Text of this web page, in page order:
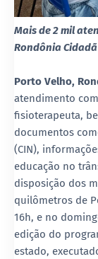
Mais de 2 mil
Rondônia
Porto Velho,
atendimento
fisioterapeuta,
documentos
(CIN),
educação no
disposição dos
quilômetros de
16h, e no
edição do
estado,